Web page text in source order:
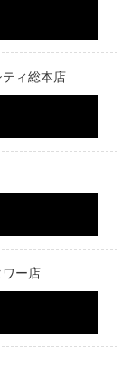
ィ総本店
ー店